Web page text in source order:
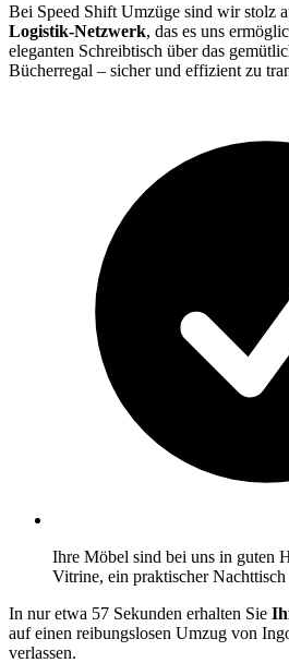
Bei Speed Shift Umzüge sind wir stolz
Logistik-Netzwerk, das es uns
eleganten Schreibtisch über das
Bücherregal – sicher und effizient zu
Ihre Möbel sind bei uns in guten
Vitrine, ein praktischer
In nur etwa 57 Sekunden erhalten Sie
auf einen reibungslosen Umzug von
verlassen.